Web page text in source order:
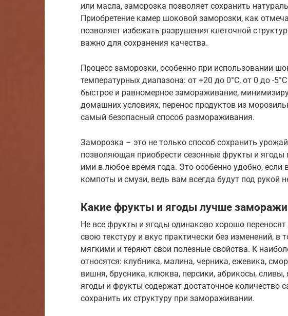
или масла, заморозка позволяет сохранить
Приобретение камер шоковой заморозки, как
позволяет избежать разрушения клеточной
важно для сохранения качества.
Процесс заморозки, особенно при использовании
температурных диапазона: от +20 до 0°C, от 0 до -
быстрое и равномерное замораживание,
домашних условиях, перенос продуктов из
самый безопасный способ размораживания.
Заморозка – это не только способ сохранить
позволяющая приобрести сезонные фрукты и ягоды
ими в любое время года. Это особенно удобно, если
компоты и смузи, ведь вам всегда будут под рукой
Какие фрукты и ягоды лучше
Не все фрукты и ягоды одинаково хорошо
свою текстуру и вкус практически без изменений, в
мягкими и теряют свои полезные свойства. К
относятся: клубника, малина, черника, ежевика,
вишня, брусника, клюква, персики, абрикосы,
ягоды и фрукты содержат достаточное количество
сохранить их структуру при замораживании.